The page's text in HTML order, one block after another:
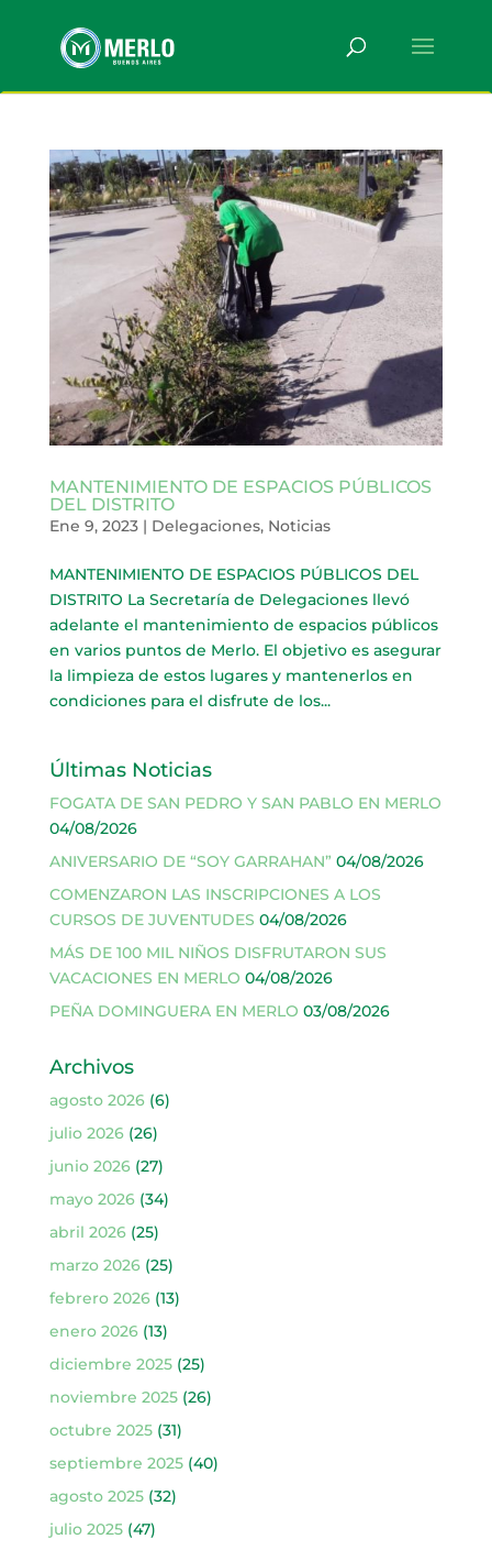
MANTENIMIENTO DE ESPACIOS PÚBLICOS
DEL DISTRITO
Ene 9, 2023| Delegaciones, Noticias
MANTENIMIENTO DE ESPACIOS PÚBLICOS DEL
DISTRITO La Secretaría de Delegaciones llevó
adelante el mantenimiento de espacios públicos
en varios puntos de Merlo. El objetivo es asegurar
la limpieza de estos lugares y mantenerlos en
condiciones para el disfrute de los...
Últimas Noticias
FOGATA DE SAN PEDRO Y SAN PABLO EN MERLO
04/08/2026
ANIVERSARIO DE “SOY GARRAHAN” 04/08/2026
COMENZARON LAS INSCRIPCIONES A LOS
CURSOS DE JUVENTUDES 04/08/2026
MÁS DE 100 MIL NIÑOS DISFRUTARON SUS
VACACIONES EN MERLO 04/08/2026
PEÑA DOMINGUERA EN MERLO 03/08/2026
Archivos
agosto 2026(6)
julio 2026(26)
junio 2026(27)
mayo 2026(34)
abril 2026(25)
marzo 2026(25)
febrero 2026(13)
enero 2026(13)
diciembre 2025(25)
noviembre 2025(26)
octubre 2025(31)
septiembre 2025(40)
agosto 2025(32)
julio 2025(47)